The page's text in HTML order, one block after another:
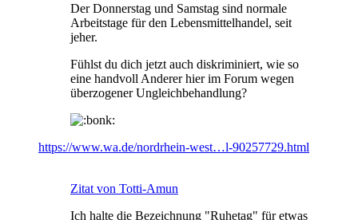
Der Donnerstag und Samstag sind normale
Arbeitstage für den Lebensmittelhandel, seit
jeher.
Fühlst du dich jetzt auch diskriminiert, wie so
eine handvoll Anderer hier im Forum wegen
überzogener Ungleichbehandlung?
https://www.wa.de/nordrhein-west…l-90257729.html
Zitat von Totti-Amun
Ich halte die Bezeichnung "Ruhetag" für etwas